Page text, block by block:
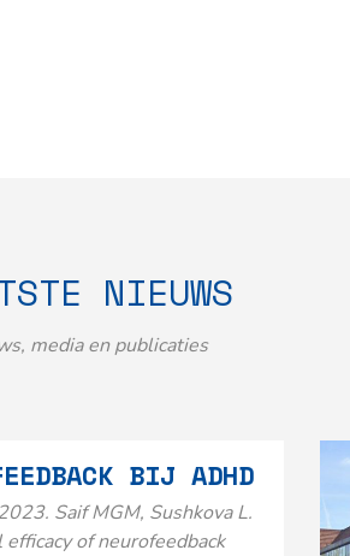
NIEUWS
media en publicaties
BIJ ADHD
Saif MGM, Sushkova L.
efficacy of neurofeedback